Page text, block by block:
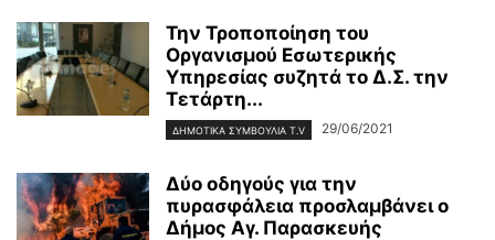
Την Τροποποίηση του
Οργανισμού Εσωτερικής
Υπηρεσίας συζητά το Δ.Σ. την
Τετάρτη...
ΔΗΜΟΤΙΚΑ ΣΥΜΒΟΥΛΙΑ T.V 29/06/2021
Δύο οδηγούς για την
πυρασφάλεια προσλαμβάνει ο
Δήμος Αγ. Παρασκευής